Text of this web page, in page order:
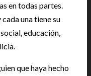
en todas partes.
una tiene su
educación,
que haya hecho